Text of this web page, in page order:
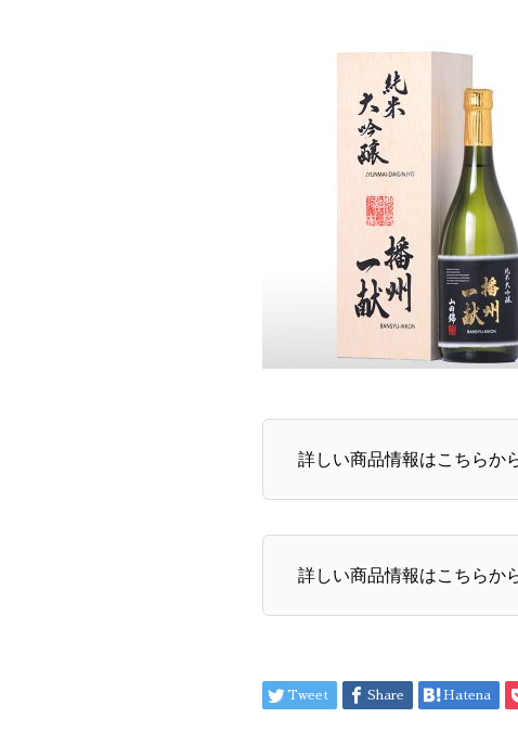
詳しい商品情報はこちら
詳しい商品情報はこちら
Tweet Share Hatena